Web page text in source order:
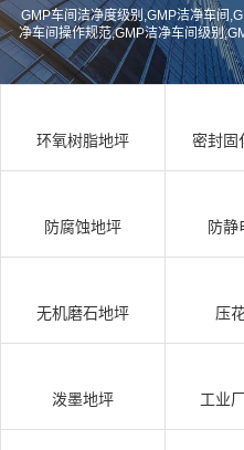
支
持
资
讯
中
例
GMP车间洁净度级别,GMP洁净车间
净车间操作规范,GMP洁净车间级别
别及监测规范,GMP车间洁净度级别及
洁净度
环氧树脂地坪 密封固
防腐蚀地坪 防静
无机磨石地坪 压
泼墨地坪 工业